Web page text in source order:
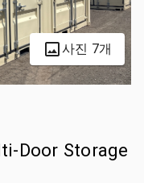
사진 7개
Door Storage